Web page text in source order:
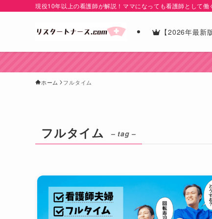
現役10年以上の看護師が解説！ママになっても看護師として働
【2026年最新
ホーム フルタイム
フルタイム – tag –